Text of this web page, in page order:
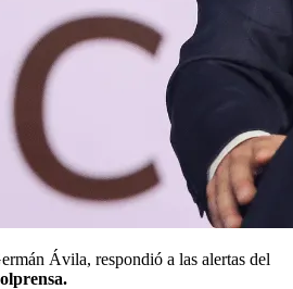
Ávila, respondió a las alertas del